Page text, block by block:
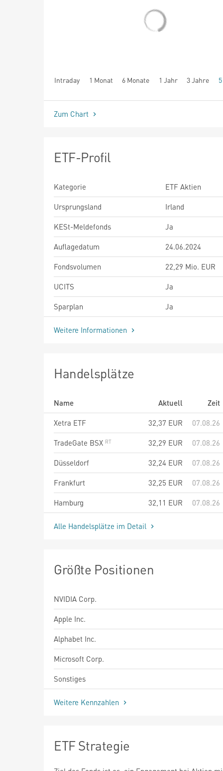
Intraday 1 Monat 6 Monate 1 Jahr 3 Jahre
seit Beginn
Zum Chart
ETF-Profil
Kategorie
ETF Aktien
Ursprungsland
Irland
KESt-Meldefonds
Ja
Auflagedatum
24.06.2024
Fondsvolumen
22,29 Mio. EUR
UCITS
Ja
Sparplan
Ja
Weitere Informationen
Handelsplätze
Name Aktuell
Zeit
Xetra ETF
32,37 EUR
07.08.26
TradeGate BSX
32,29 EUR
07.08.26
Düsseldorf
32,24 EUR
07.08.26
Frankfurt
32,25 EUR
07.08.26
Hamburg
32,11 EUR 07.08.26
Alle Handelsplätze im Detail
Größte Positionen
NVIDIA Corp.
Apple Inc.
Alphabet Inc.
Microsoft Corp.
Sonstiges
Weitere Kennzahlen
ETF Strategie